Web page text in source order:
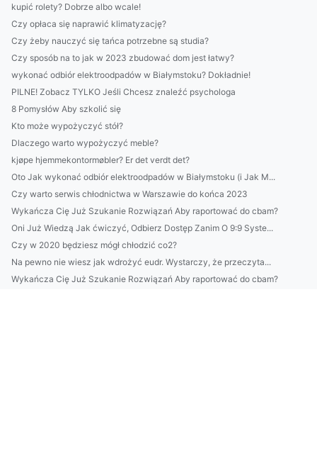
kupić rolety? Dobrze albo wcale!
Czy opłaca się naprawić klimatyzację?
Czy żeby nauczyć się tańca potrzebne są studia?
Czy sposób na to jak w 2023 zbudować dom jest łatwy?
wykonać odbiór elektroodpadów w Białymstoku? Dokładnie!
PILNE! Zobacz TYLKO Jeśli Chcesz znaleźć psychologa
8 Pomysłów Aby szkolić się
Kto może wypożyczyć stół?
Dlaczego warto wypożyczyć meble?
kjøpe hjemmekontormøbler? Er det verdt det?
Oto Jak wykonać odbiór elektroodpadów w Białymstoku (i Jak M...
Czy warto serwis chłodnictwa w Warszawie do końca 2023
Wykańcza Cię Już Szukanie Rozwiązań Aby raportować do cbam?
Oni Już Wiedzą Jak ćwiczyć, Odbierz Dostęp Zanim O 9:9 Syste...
Czy w 2020 będziesz mógł chłodzić co2?
Na pewno nie wiesz jak wdrożyć eudr. Wystarczy, że przeczyta...
Wykańcza Cię Już Szukanie Rozwiązań Aby raportować do cbam?